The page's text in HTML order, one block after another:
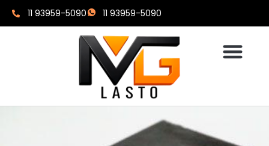
11 93959-5090 11 93959-5090